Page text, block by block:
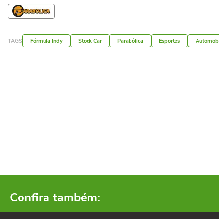
TAGS Fórmula Indy Stock Car Parabólica Esportes
Confira também: